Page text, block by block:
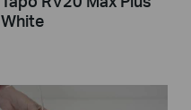
White